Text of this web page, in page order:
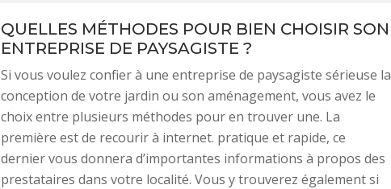
QUELLES MÉTHODES POUR BIEN CHOISIR SON
ENTREPRISE DE PAYSAGISTE ?
Si vous voulez confier à une entreprise de paysagiste sérieuse la
conception de votre jardin ou son aménagement, vous avez le
choix entre plusieurs méthodes pour en trouver une. La
première est de recourir à internet. pratique et rapide, ce
dernier vous donnera d’importantes informations à propos des
prestataires dans votre localité. Vous y trouverez également si